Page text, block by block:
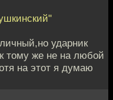
ударник
тому же не на любой
на этот я думаю